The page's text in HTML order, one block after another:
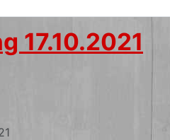
17.10.2021